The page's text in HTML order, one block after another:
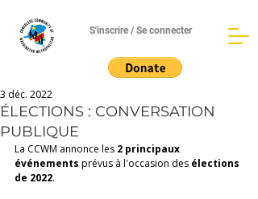
S'inscrire / Se connecter
ÉLECTIONS : CONVERSATION
PUBLIQUE
3 déc. 2022
La CCWM annonce les 2 principaux
événements prévus à l'occasion des élections
de 2022.